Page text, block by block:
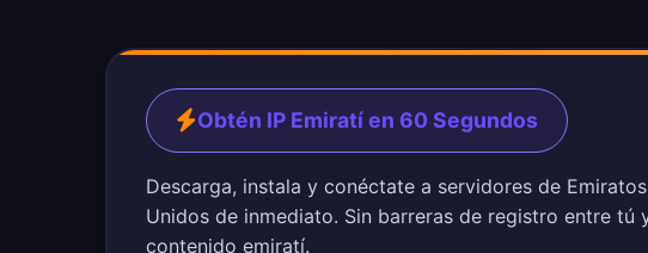
Obtén IP Emiratí en 60 Segundos
Descarga, instala y conéctate a servidores de
Unidos de inmediato. Sin barreras de registro entre tú
contenido emiratí.